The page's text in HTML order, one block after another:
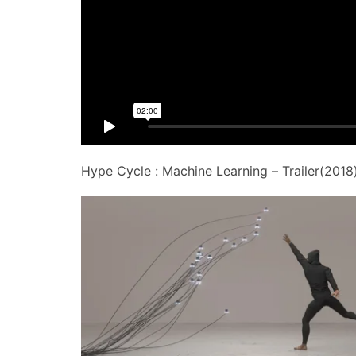
Hype Cycle : Machine Learning –